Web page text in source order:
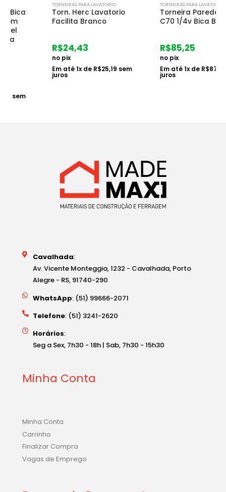
TORNEIRAS PARA LAVATORIO
Torn. Herc Lavatorio
Facilita Branco
24,43
x deR$25,19sem
TORNEIRAS PARA LAVATORIO
Torneira Parede 1167
C70 1/4v Bica Baxia
85,25
Em até
x deR$87,89sem
Alegre - RS, 91740-290
: (51) 99666-2071
: (51) 3241-2620
Horários
Seg a Sex, 7h30 - 18h | Sab, 7h30 - 15h30
Finalizar Compra
Vagas de Emprego